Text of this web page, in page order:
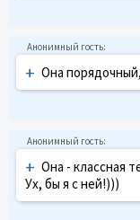
+ Она
+ Она - классная
Ух, бы я с ней!)))